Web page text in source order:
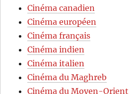
Cinéma canadien
Cinéma européen
Cinéma français
Cinéma indien
Cinéma italien
Cinéma du Maghreb
Cinéma du Moyen-Orient